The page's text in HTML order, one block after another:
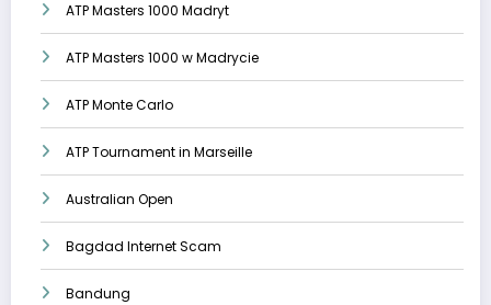
ATP Masters 1000 Madryt
ATP Masters 1000 w Madrycie
ATP Monte Carlo
ATP Tournament in Marseille
Australian Open
Bagdad Internet Scam
Bandung